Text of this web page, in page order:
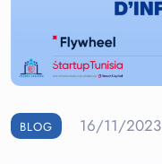
BLOG 16/11/2023